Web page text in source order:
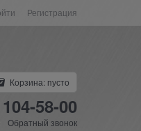
Регистрация
Корзина: пусто
58-00
Обратный звонок